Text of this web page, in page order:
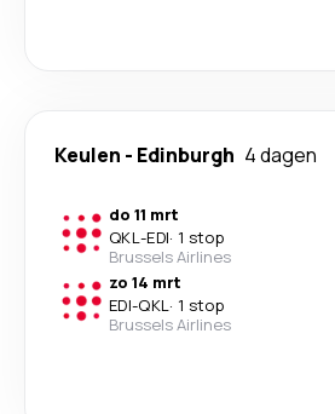
Keulen - Edinburgh 4 dagen
do 11 mrt
QKL-EDI· 1 stop
Brussels Airlines
zo 14 mrt
EDI-QKL· 1 stop
Brussels Airlines